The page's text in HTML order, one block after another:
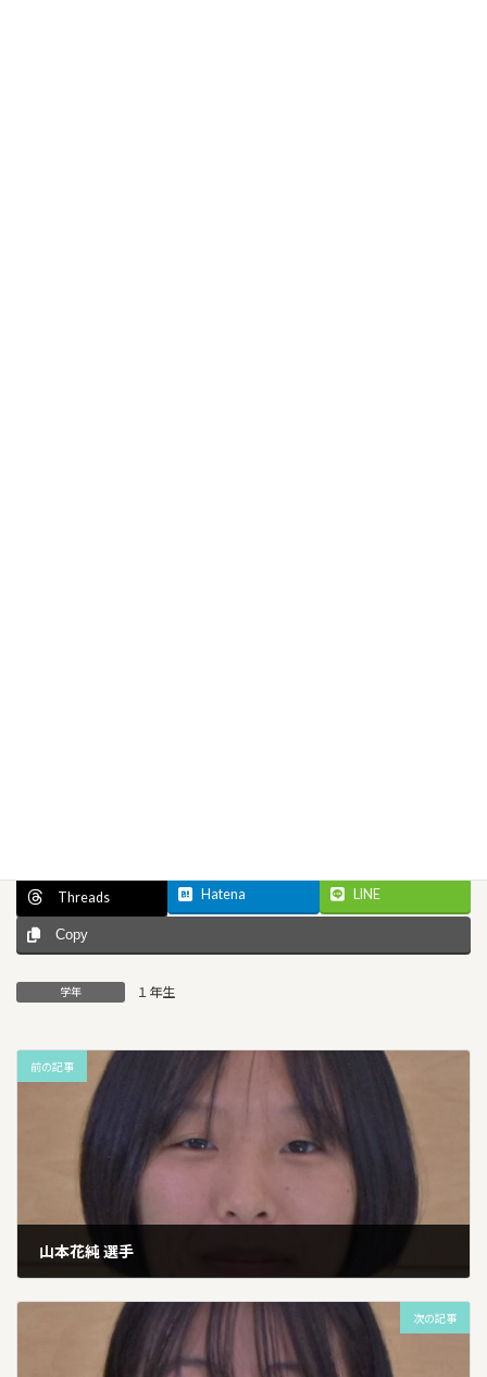
Threads Hatena LINE
Copy
学年 １年生
前の記事
山本花純 選手
次の記事